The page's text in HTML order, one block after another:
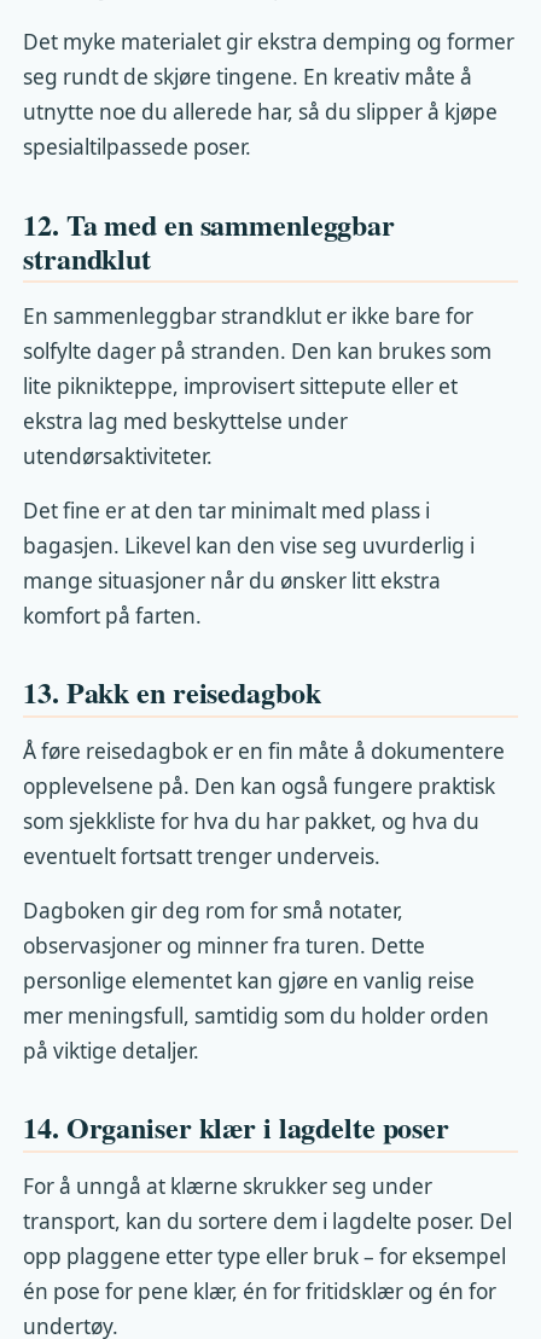
Det myke materialet gir ekstra demping og former
seg rundt de skjøre tingene. En kreativ måte å
utnytte noe du allerede har, så du slipper å kjøpe
spesialtilpassede poser.
12. Ta med en sammenleggbar
strandklut
En sammenleggbar strandklut er ikke bare for
solfylte dager på stranden. Den kan brukes som
lite piknikteppe, improvisert sittepute eller et
ekstra lag med beskyttelse under
utendørsaktiviteter.
Det fine er at den tar minimalt med plass i
bagasjen. Likevel kan den vise seg uvurderlig i
mange situasjoner når du ønsker litt ekstra
komfort på farten.
13. Pakk en reisedagbok
Å føre reisedagbok er en fin måte å dokumentere
opplevelsene på. Den kan også fungere praktisk
som sjekkliste for hva du har pakket, og hva du
eventuelt fortsatt trenger underveis.
Dagboken gir deg rom for små notater,
observasjoner og minner fra turen. Dette
personlige elementet kan gjøre en vanlig reise
mer meningsfull, samtidig som du holder orden
på viktige detaljer.
14. Organiser klær i lagdelte poser
For å unngå at klærne skrukker seg under
transport, kan du sortere dem i lagdelte poser. Del
opp plaggene etter type eller bruk – for eksempel
én pose for pene klær, én for fritidsklær og én for
undertøy.